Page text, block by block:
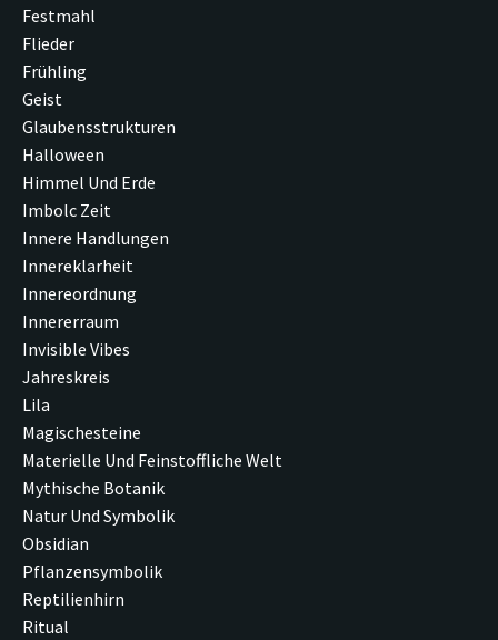
Festmahl
Flieder
Frühling
Geist
Glaubensstrukturen
Halloween
Himmel Und Erde
Imbolc Zeit
Innere Handlungen
Innereklarheit
Innereordnung
Innererraum
Invisible Vibes
Jahreskreis
Lila
Magischesteine
Materielle Und Feinstoffliche Welt
Mythische Botanik
Natur Und Symbolik
Obsidian
Pflanzensymbolik
Reptilienhirn
Ritual